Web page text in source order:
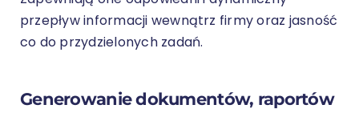
przepływ informacji wewnątrz firmy oraz jasność
co do przydzielonych zadań.
Generowanie dokumentów, raportów